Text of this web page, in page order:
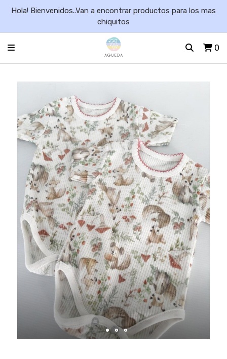
Hola! Bienvenidos..Van a encontrar productos para los mas
chiquitos
0